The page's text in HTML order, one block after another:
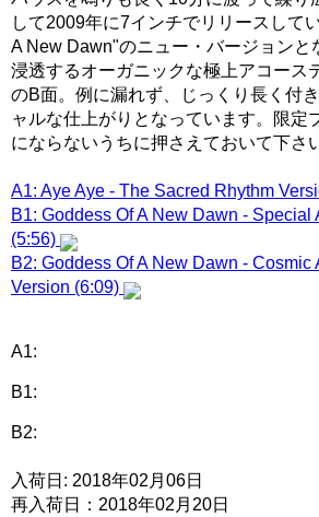
して2009年に7インチでリリースして
A New Dawn"のニュー・バージョンと
浸透するオーガニックな極上アコース
のB面。例に漏れず、じっくり長く付
ャルな仕上がりとなっています。限定
にならないうちに押さえておいて下さ
A1: Aye Aye - The Sacred Rhythm
B1: Goddess Of A New Dawn - Special
(5:56)
B2: Goddess Of A New Dawn - Cosmic
Version (6:09)
A1:
B1:
B2:
入荷日: 2018年02月06日
再入荷日：2018年02月20日